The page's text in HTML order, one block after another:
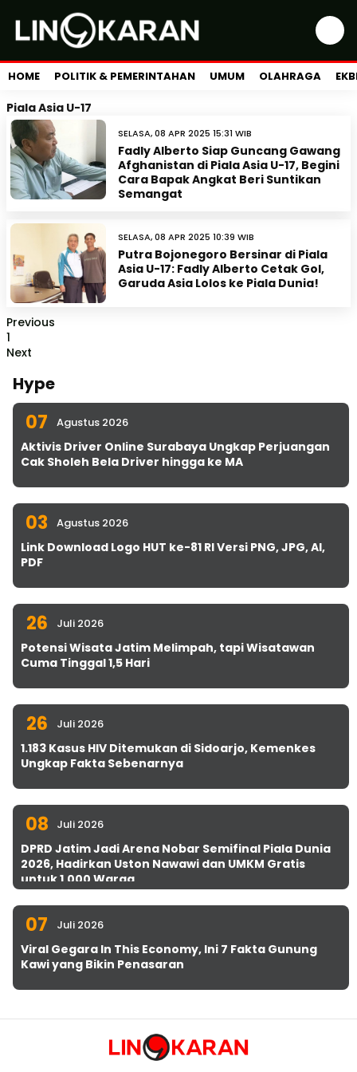
HOME POLITIK & PEMERINTAHAN UMUM OLAHRAGA
Piala Asia U-17
SELASA, 08 APR 2025 15:31 WIB
Fadly Alberto Siap Guncang Gawang
Afghanistan di Piala Asia U-17, Begini
Cara Bapak Angkat Beri Suntikan
Semangat
SELASA, 08 APR 2025 10:39 WIB
Putra Bojonegoro Bersinar di Piala
Asia U-17: Fadly Alberto Cetak Gol,
Garuda Asia Lolos ke Piala Dunia!
Previous
1
Next
Hype
07 Agustus 2026
Aktivis Driver Online Surabaya Ungkap Perjuangan
Cak Sholeh Bela Driver hingga ke MA
03 Agustus 2026
Link Download Logo HUT ke-81 RI Versi PNG, JPG, AI,
PDF
26 Juli 2026
Potensi Wisata Jatim Melimpah, tapi Wisatawan
Cuma Tinggal 1,5 Hari
26 Juli 2026
1.183 Kasus HIV Ditemukan di Sidoarjo, Kemenkes
Ungkap Fakta Sebenarnya
08 Juli 2026
DPRD Jatim Jadi Arena Nobar Semifinal Piala Dunia
2026, Hadirkan Uston Nawawi dan UMKM Gratis
untuk 1.000 Warga
07 Juli 2026
Viral Gegara In This Economy, Ini 7 Fakta Gunung
Kawi yang Bikin Penasaran